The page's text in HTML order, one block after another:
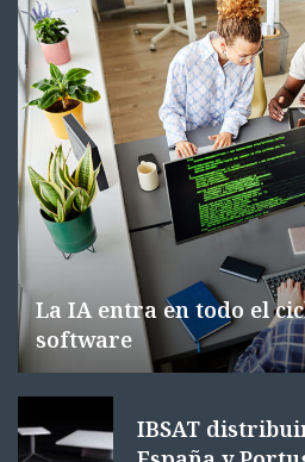
La IA entra en todo el
software
IBSAT